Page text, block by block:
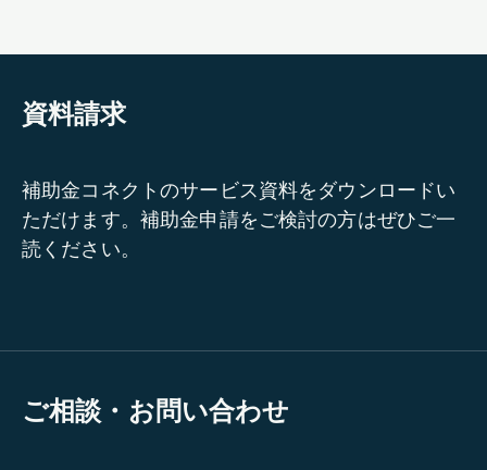
資料請求
補助金コネクトのサービス資料をダウンロードい
ただけます。補助金申請をご検討の方はぜひご一
読ください。
ご相談・お問い合わせ